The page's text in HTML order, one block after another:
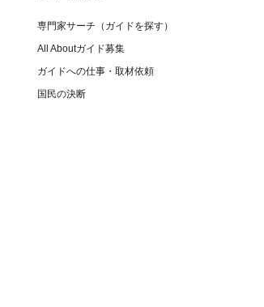
専門家サーチ（ガイドを探す）
All Aboutガイド募集
ガイドへの仕事・取材依頼
国民の決断